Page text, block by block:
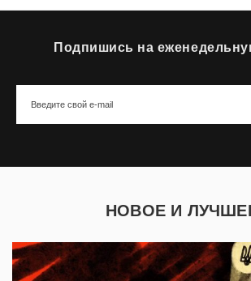
Подпишись на
НОВОЕ И